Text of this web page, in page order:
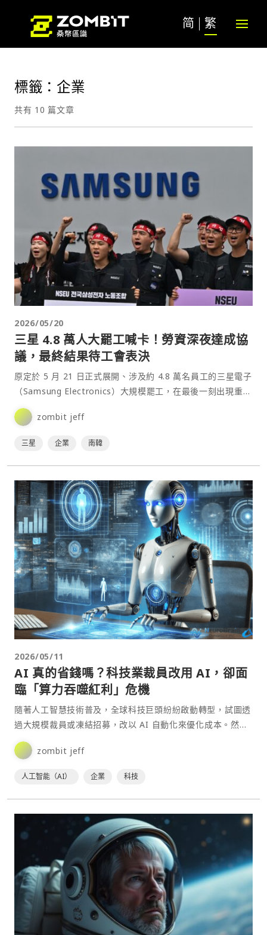
简 繁
標籤：企業
共有 10 篇文章
2026/05/20
三星 4.8 萬人大罷工喊卡！勞資深夜達成協
議，最終結果待工會表決
原定於 5 月 21 日正式展開、涉及約 4.8 萬名員工的三星電子
（Samsung Electronics）大規模罷工，在最後一刻出現重大
轉折。三星與旗下最大工會⋯
zombit jeff
三星 企業 南韓
2026/05/11
AI 真的省錢嗎？科技業裁員改用 AI，卻面
臨「算力吞噬紅利」危機
隨著人工智慧技術普及，全球科技巨頭紛紛啟動轉型，試圖透
過大規模裁員或凍結招募，改以 AI 自動化來優化成本。然
而，根據《The Information》的最新⋯
zombit jeff
人工智能（AI） 企業 科技